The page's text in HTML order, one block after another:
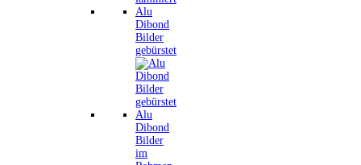
Alu
Dibond
Bilder
gebürstet
Alu
Dibond
Bilder
im